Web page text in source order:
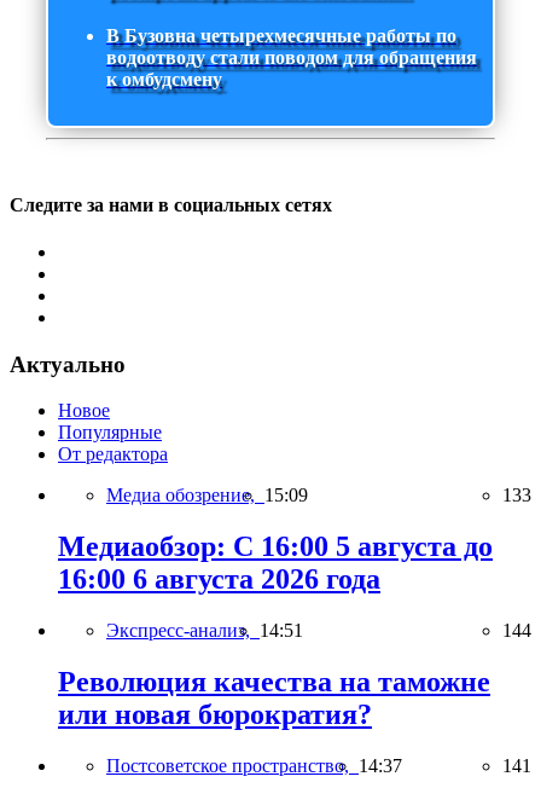
В Бузовна четырехмесячные работы по
водоотводу стали поводом для обращения
к омбудсмену
Следите за нами в социальных сетях
Актуально
Новое
Популярные
От редактора
Медиа обозрение, 15:09 133
Медиаобзор: С 16:00 5 августа до
16:00 6 августа 2026 года
Экспресс-анализ, 14:51 144
Революция качества на таможне
или новая бюрократия?
Постсоветское пространство, 14:37 141